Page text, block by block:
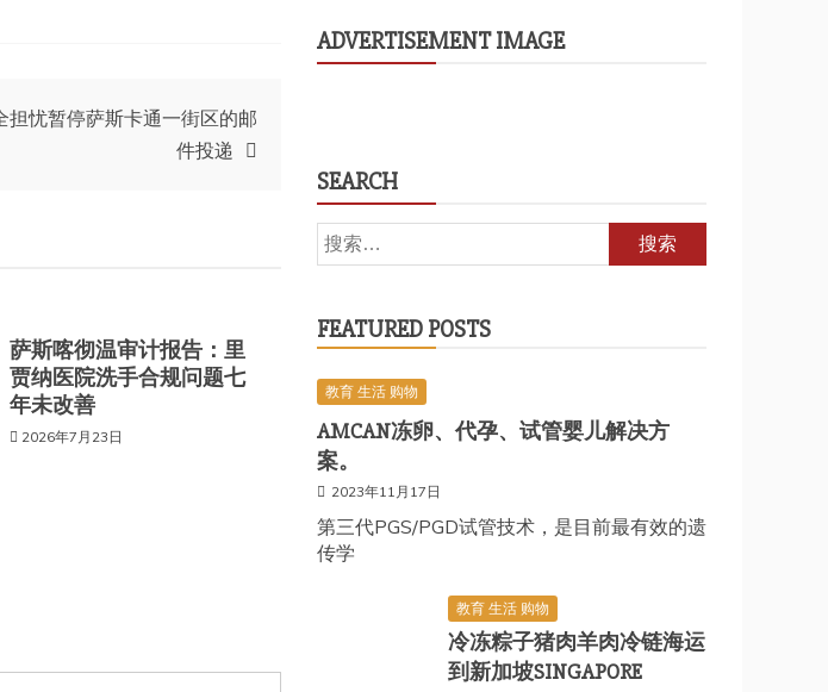
担忧暂停萨斯卡通一街区的邮
件投递
萨斯喀彻温审计报告：里
贾纳医院洗手合规问题七
年未改善
2026年7月23日
ADVERTISEMENT IMAGE
SEARCH
搜
索：
FEATURED POSTS
教育 生活 购物
AMCAN冻卵、代孕、试管婴儿解决方
案。
2023年11月17日
第三代PGS/PGD试管技术，是目前最有效的遗
传学
教育 生活 购物
冷冻粽子猪肉羊肉冷链海运
到新加坡SINGAPORE